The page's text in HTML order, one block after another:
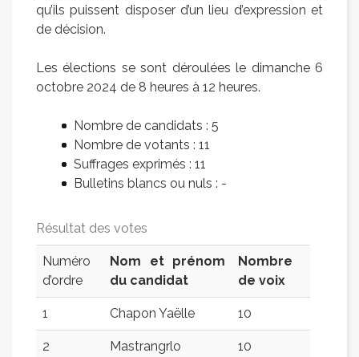
qu’ils puissent disposer d’un lieu d’expression et
de décision.
Les élections se sont déroulées le dimanche 6
octobre 2024 de 8 heures à 12 heures.
Nombre de candidats : 5
Nombre de votants : 11
Suffrages exprimés : 11
Bulletins blancs ou nuls : -
Résultat des votes
Numéro
d’ordre
Nom et prénom
du candidat
Nombre
de voix
1 Chapon Yaëlle 10
2
Mastrangrlo
10